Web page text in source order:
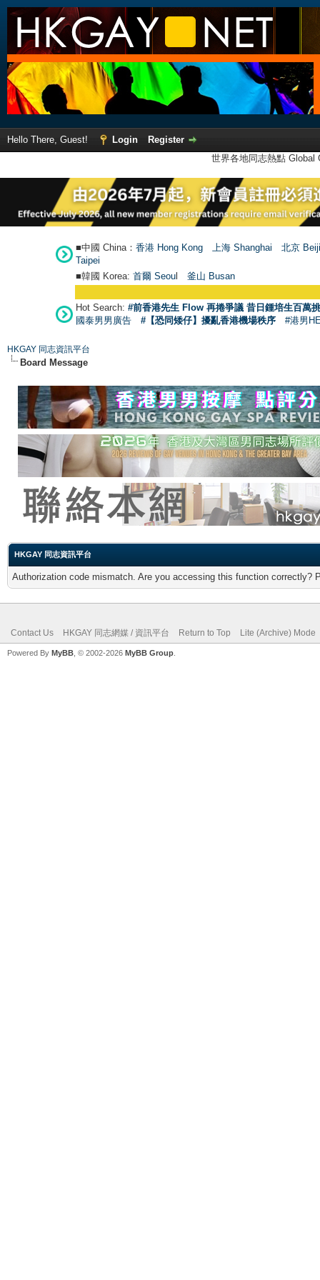
Hello There, Guest! Login
Register
世界各地同志熱點
■中國 China： 香港 Hong Kong 上海 Shanghai
北京
Taipei
■韓國 Korea: 首爾 Seoul 釜山 Busan
Hot Search: #前香港先生 Flow 再捲爭議 昔日鍾培生百萬
國泰男男廣告
#【恐同矮仔】擾亂香港機場秩序 #港男
HKGAY 同志資訊平台
Board Message
HKGAY 同志資訊平台
Authorization code mismatch. Are you accessing this function correctly?
Contact Us HKGAY 同志網媒 / 資訊平台 Return to Top Lite (Archive) Mode
Powered By MyBB , © 2002-2026 MyBB Group